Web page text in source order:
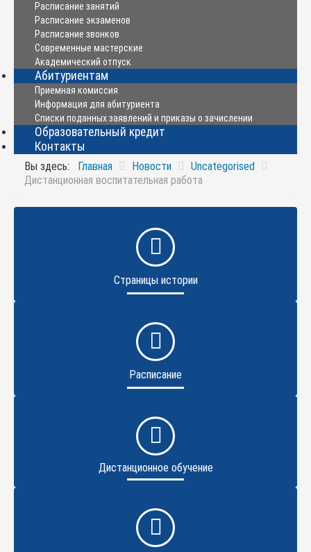
Расписание занятий
Расписание экзаменов
Расписание звонков
Современные мастерские
Академический отпуск
Абитуриентам
Приемная комиссия
Информация для абитуриента
Списки поданных заявлений и приказы о зачислении
Образовательный кредит
Контакты
Вы здесь: Главная Новости
Uncategorised
Дистанционная воспитательная работа
Страницы истории
Расписание
Дистанционное обучение